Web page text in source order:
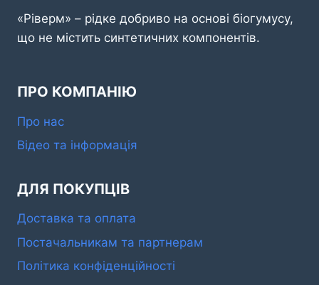
«Ріверм» – рідке добриво на основі біогумусу,
що не містить синтетичних компонентів.
ПРО КОМПАНІЮ
Про нас
Відео та інформація
ДЛЯ ПОКУПЦІВ
Доставка та оплата
Постачальникам та партнерам
Політика конфіденційності